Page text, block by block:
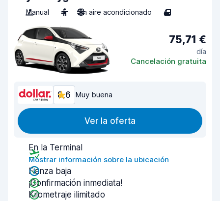
Manual
4 Sin aire acondicionado 4
75,71 €
día
Cancelación gratuita
8,6 Muy buena
Ver la oferta
En la Terminal
Mostrar información sobre la ubicación
Fianza baja
¡Confirmación inmediata!
Kilometraje ilimitado